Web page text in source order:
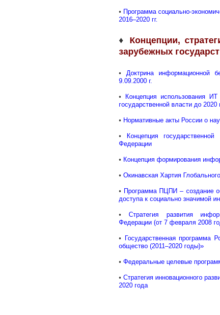
• Программа социально-
2016–2020 гг.
♦ Концепции,
зарубежных
• Доктрина информационной
9.09.2000 г.
•
Концепция использования
государственной власти до 2020
• Нормативные акты России о
•
Концепция
Федерации
• Концепция формирования
• Окинавская Хартия
• Программа ПЦПИ – создание
доступа к социально значимой
•Стратегия развития
Федерации (от 7 февраля 2008
•
Государственная программа
общество (2011–2020 годы)»
• Федеральные целевые
• Стратегия инновационного
2020 года